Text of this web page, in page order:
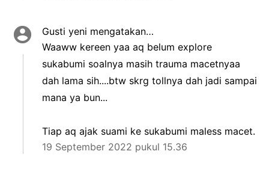
Gusti yeni mengatakan…
Waaww kereen yaa aq belum explore
sukabumi soalnya masih trauma macetnyaa
dah lama sih....btw skrg tollnya dah jadi sampai
mana ya bun...
Tiap aq ajak suami ke sukabumi maless macet.
19 September 2022 pukul 15.36